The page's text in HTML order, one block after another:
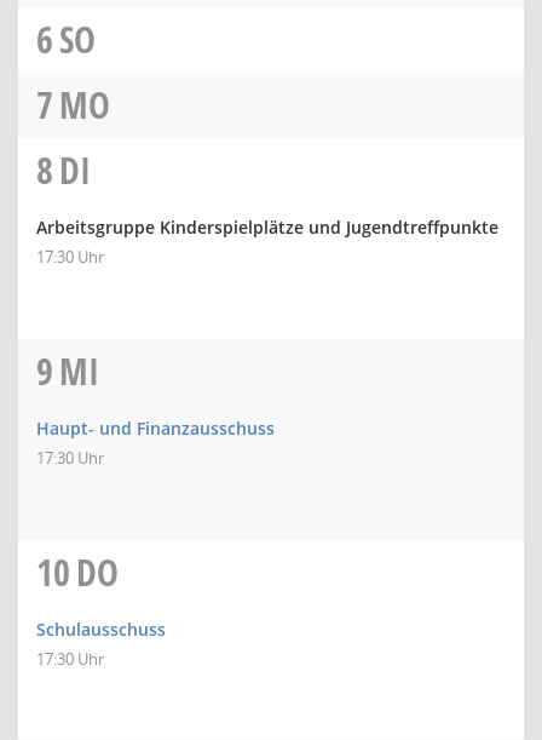
6SO
7MO
8DI
Arbeitsgruppe Kinderspielplätze und Jugendtreffpunkte
17:30 Uhr
9MI
Haupt- und Finanzausschuss
17:30 Uhr
10DO
Schulausschuss
17:30 Uhr